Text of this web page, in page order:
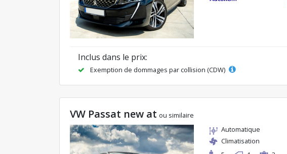
Inclus dans le prix:
Exemption de dommages par collision (CDW)
VW Passat new at ou similaire
Automatique
Climatisation